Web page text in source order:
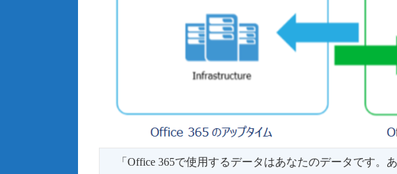
「Office 365で使用するデータはあなたのデータです。